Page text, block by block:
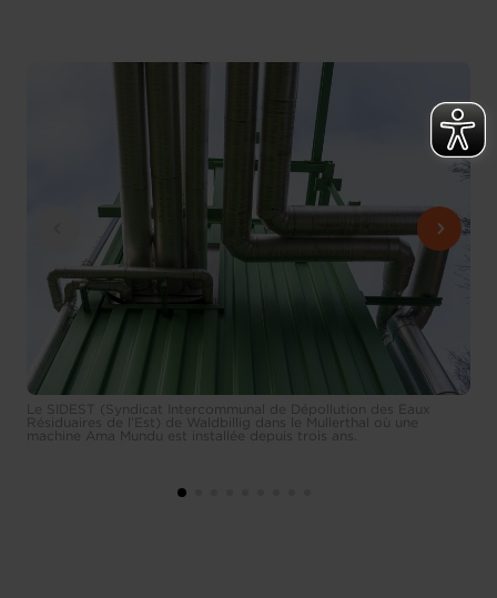
Le SIDEST (Syndicat Intercommunal de Dépollution des Eaux
Résiduaires de l’Est) de Waldbillig dans le Mullerthal où une
machine Ama Mundu est installée depuis trois ans.